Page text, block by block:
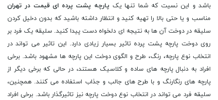
باشد و این نسیت که شما تنها یک پارچه پشت پرده ای قیمت در تهران
مناسب و یا حتی بالا را تهیه کنید و انتظار داشته باشید که بدون دخیل کردن
سلیقه در دوخت آن ها به نتیجه ای دلخواه دست پیدا کنید. سلیقه یک فرد بر
روی دوخت پارچه پشت پرده تاثیر بسیار زیادی دارد. این تاثیر می تواند در
انتخاب نوع پارچه، رنگ، طرح و الگوی دوخت این پارچه ها مشهود باشد. برخی
افراد به دنبال پارچه های ساده و کلاسیک هستند، در حالی که برخی دیگر از
پارچه های رنگارنگ و با طرح های جالب و جذاب استفاده می کنند. همچنین،
سلیقه فرد می تواند در انتخاب نوع دوخت پارچه نیز تاثیرگذار باشد. برخی افراد